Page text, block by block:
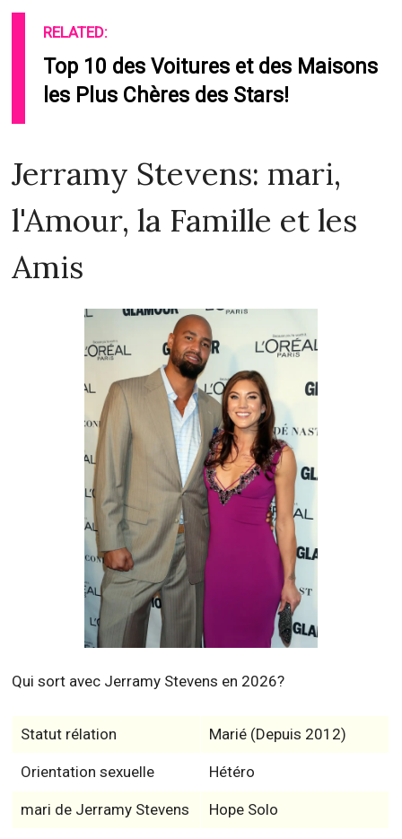
RELATED:
Top 10 des Voitures et des Maisons
les Plus Chères des Stars!
Jerramy Stevens: mari,
l'Amour, la Famille et les
Amis
Qui sort avec Jerramy Stevens en 2026?
Statut rélation Marié (Depuis 2012)
Orientation sexuelle Hétéro
mari de Jerramy Stevens Hope Solo